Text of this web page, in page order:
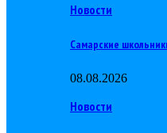
Новости
Самарские
08.08.2026
Новости